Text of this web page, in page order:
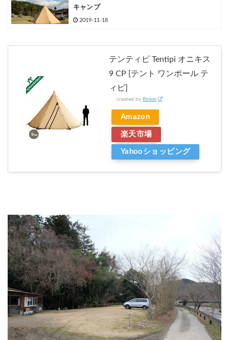
キャンプ
2019-11-18
テンティピ Tentipi オニキス
9 CP [テント ワンポール テ
ィピ]
created by Rinker
Amazon
楽天市場
Yahooショッピング